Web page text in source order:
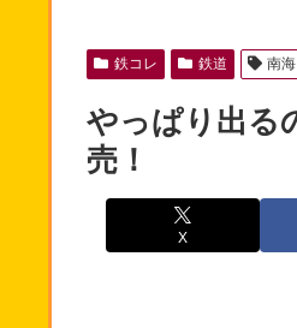
鉄コレ 鉄道 南海
やっぱり出る
売！
X